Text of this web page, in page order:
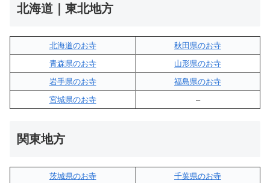
北海道｜東北地方
北海道のお寺
秋田県のお寺
青森県のお寺
山形県のお寺
岩手県のお寺
福島県のお寺
宮城県のお寺
–
関東地方
茨城県のお寺
千葉県のお寺